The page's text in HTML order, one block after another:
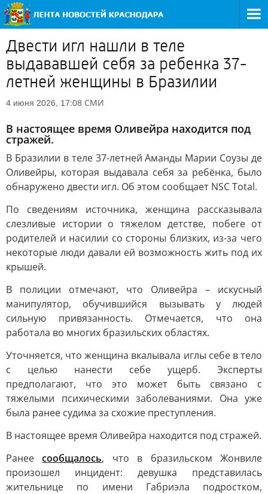
Двести игл нашли в теле
выдававшей себя за ребенка 37-
летней женщины в Бразилии
4 июня 2026, 17:08 СМИ
В настоящее время Оливейра находится под
стражей.
В Бразилии в теле 37-летней Аманды Марии Соузы де
Оливейры, которая выдавала себя за ребёнка, было
обнаружено двести игл. Об этом сообщает NSC Total.
По сведениям источника, женщина рассказывала
слезливые истории о тяжелом детстве, побеге от
родителей и насилии со стороны близких, из-за чего
некоторые люди давали ей возможность жить под их
крышей.
В полиции отмечают, что Оливейра – искусный
манипулятор, обучившийся вызывать у людей
сильную привязанность. Отмечается, что она
работала во многих бразильских областях.
Уточняется, что женщина вкалывала иглы себе в тело
с целью нанести себе ущерб. Эксперты
предполагают, что это может быть связано с
тяжелыми психическими заболеваниями. Она уже
была ранее судима за схожие преступления.
В настоящее время Оливейра находится под стражей.
Ранеесообщалось, что в бразильском Жонвиле
произошел инцидент: девушка представилась
жительнице по имени Габриэла подростком,